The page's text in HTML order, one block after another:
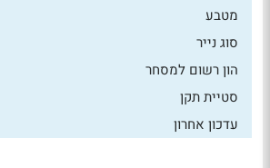
מטבע
סוג נייר
הון רשום למסחר
סטיית תקן
עדכון אחרון